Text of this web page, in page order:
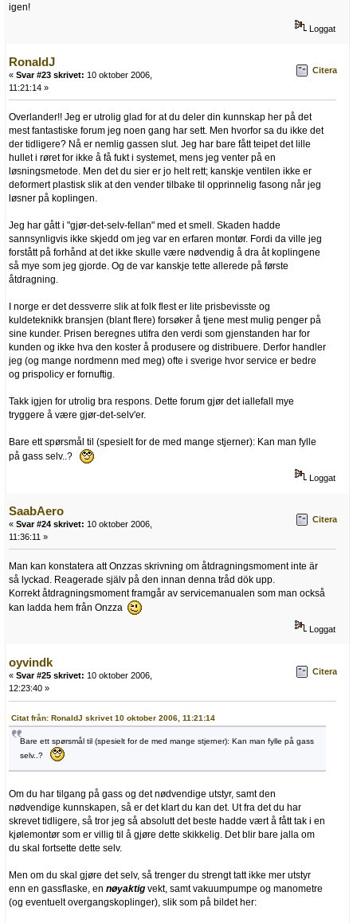
igen!
Loggat
RonaldJ
« Svar #23 skrivet: 10 oktober 2006,
11:21:14 »
Citera
Overlander!! Jeg er utrolig glad for at du deler din kunnskap her på det
mest fantastiske forum jeg noen gang har sett. Men hvorfor sa du ikke det
der tidligere? Nå er nemlig gassen slut. Jeg har bare fått teipet det lille
hullet i røret for ikke å få fukt i systemet, mens jeg venter på en
løsningsmetode. Men det du sier er jo helt rett; kanskje ventilen ikke er
deformert plastisk slik at den vender tilbake til opprinnelig fasong når jeg
løsner på koplingen.
Jeg har gått i "gjør-det-selv-fellan" med et smell. Skaden hadde
sannsynligvis ikke skjedd om jeg var en erfaren montør. Fordi da ville jeg
forstått på forhånd at det ikke skulle være nødvendig å dra åt koplingene
så mye som jeg gjorde. Og de var kanskje tette allerede på første
åtdragning.
I norge er det dessverre slik at folk flest er lite prisbevisste og
kuldeteknikk bransjen (blant flere) forsøker å tjene mest mulig penger på
sine kunder. Prisen beregnes utifra den verdi som gjenstanden har for
kunden og ikke hva den koster å produsere og distribuere. Derfor handler
jeg (og mange nordmenn med meg) ofte i sverige hvor service er bedre
og prispolicy er fornuftig.
Takk igjen for utrolig bra respons. Dette forum gjør det iallefall mye
tryggere å være gjør-det-selv'er.
Bare ett spørsmål til (spesielt for de med mange stjerner): Kan man fylle
på gass selv..?
Loggat
SaabAero
« Svar #24 skrivet: 10 oktober 2006,
11:36:11 »
Citera
Man kan konstatera att Onzzas skrivning om åtdragningsmoment inte är
så lyckad. Reagerade själv på den innan denna tråd dök upp.
Korrekt åtdragningsmoment framgår av servicemanualen som man också
kan ladda hem från Onzza
Loggat
oyvindk
« Svar #25 skrivet: 10 oktober 2006,
12:23:40 »
Citera
Citat från: RonaldJ skrivet 10 oktober 2006, 11:21:14
Bare ett spørsmål til (spesielt for de med mange stjerner): Kan man fylle på gass
selv..?
Om du har tilgang på gass og det nødvendige utstyr, samt den
nødvendige kunnskapen, så er det klart du kan det. Ut fra det du har
skrevet tidligere, så tror jeg så absolutt det beste hadde vært å fått tak i en
kjølemontør som er villig til å gjøre dette skikkelig. Det blir bare jalla om
du skal fortsette dette selv.
Men om du skal gjøre det selv, så trenger du strengt tatt ikke mer utstyr
enn en gassflaske, en nøyaktig vekt, samt vakuumpumpe og manometre
(og eventuelt overgangskoplinger), slik som på bildet her: